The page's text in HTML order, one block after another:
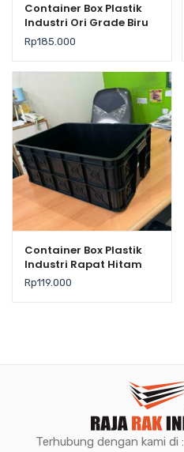
Container Box Plastik
Industri Ori Grade Biru
Merah YTH-19B Ukuran
61x41x24 cm
Rp185.000
Container Box Plastik
Industri Rapat Hitam
Murah YTH-19B Low
Grade 61x41x24 Cm
Rp119.000
Terhubung dengan kami di :